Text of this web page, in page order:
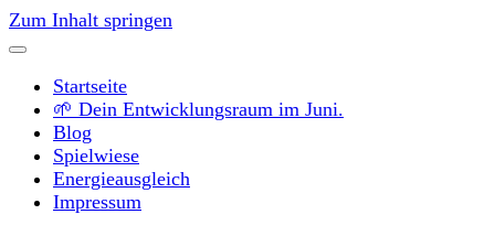
Zum Inhalt springen
Startseite
🌱 Dein Entwicklungsraum im Juni.
Blog
Spielwiese
Energieausgleich
Impressum